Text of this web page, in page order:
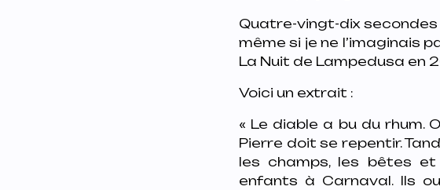
Quatre-vingt-dix
même si je ne l’imaginais
La Nuit de Lampedusa en
Voici un extrait :
« Le diable a bu du rhum.
Pierre doit se repentir.
les champs, les bêtes
enfants à Carnaval. Ils